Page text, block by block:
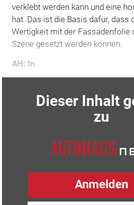
verklebt werden kann und eine
hat. Das ist die Basis dafür, dass
Wertigkeit mit der Fassadenfolie
Szene gesetzt werden können.
AH: In
Dieser Inhalt
zu
Anmelden